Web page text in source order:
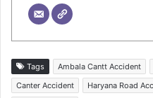
Tags Ambala Cantt Accident
Canter Accident
Haryana Road